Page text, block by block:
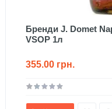
Бренди J. Domet
VSOP 1л
355.00 грн.